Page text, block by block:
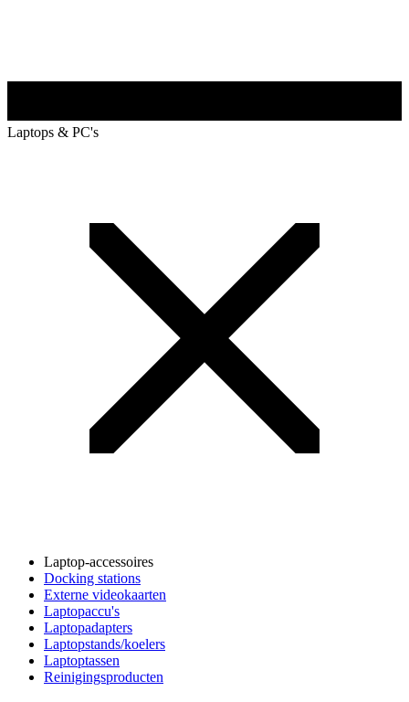
Laptops & PC's
Laptop-accessoires
Docking stations
Externe videokaarten
Laptopaccu's
Laptopadapters
Laptopstands/koelers
Laptoptassen
Reinigingsproducten